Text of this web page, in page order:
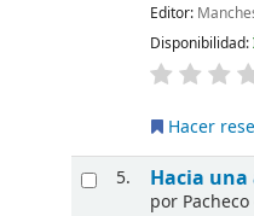
Editor:
Disponibilidad:
Hacer
5.
Hacia
por